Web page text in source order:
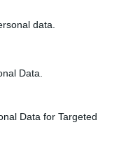
data.
Data.
Data for Targeted
local onde jovens e
segura e com
conta com pistas